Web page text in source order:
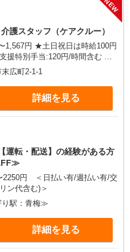
NEW
護スタッフ（ケアクルー）
祝日は時給100円
援特別手当:120円/時間含む ※
験等による
広町2-1-1
詳細を見る
運転・配送】の経験がある方
2250円 ＜日払い有/週払い有/交
ン代含む)＞
駅：青梅≫
詳細を見る